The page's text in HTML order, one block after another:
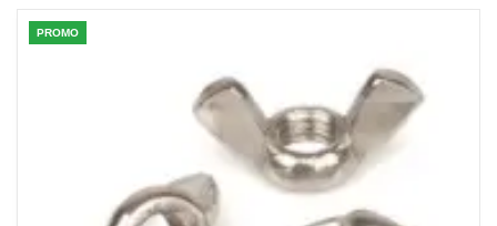
PROMO